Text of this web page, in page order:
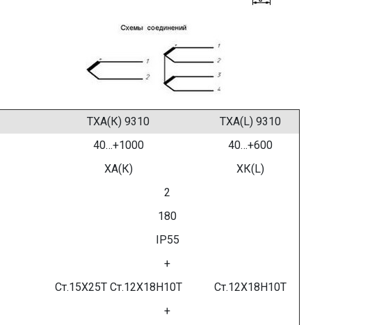
ТХА(К) 9310
ТХА(L) 9310
40…+1000
40…+600
ХА(К)
ХК(L)
2
180
IP55
+
Ст.15Х25Т Ст.12Х18Н10Т
Ст.12Х18Н10Т
+